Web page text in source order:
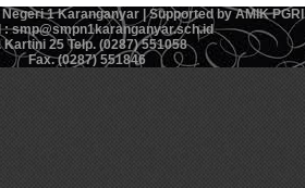
1 Karanganyar | Supported by AMIK
: smp@smpn1karanganyar.sch.id
Kartini 25 Telp. (0287) 551058
Fax. (0287) 551846